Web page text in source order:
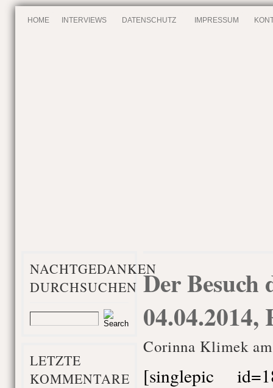
HOME INTERVIEWS DATENSCHUTZ IMPRESSUM
NACHTGEDANKEN
DURCHSUCHEN
LETZTE
KOMMENTARE
Der Besuch
04.04.2014,
Corinna Klimek
[singlepic